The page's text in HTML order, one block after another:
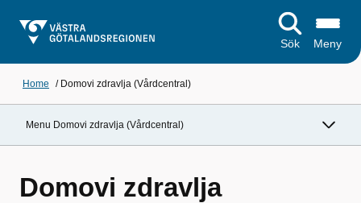
Sök Meny
Home / Domovi zdravlja (Vårdcentral)
Menu Domovi zdravlja (Vårdcentral)
Domovi zdravlja